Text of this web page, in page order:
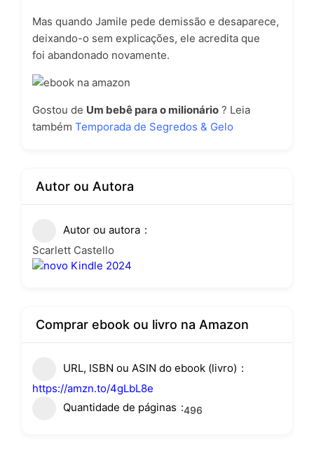
Mas quando Jamile pede demissão e desaparece,
deixando-o sem explicações, ele acredita que
foi abandonado novamente.
Gostou de Um bebê para o milionário ? Leia
também Temporada de Segredos & Gelo
Autor ou Autora
Autor ou autora
Scarlett Castello
Comprar ebook ou livro na Amazon
URL, ISBN ou ASIN do ebook (livro)
https://amzn.to/4gLbL8e
Quantidade de páginas
496